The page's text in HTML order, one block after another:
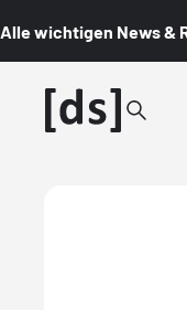
Alle wichtigen News &